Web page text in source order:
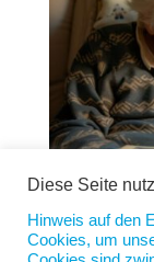
Erben und
vonJan
Diese Seite
Hinweis auf den
Cookies, um